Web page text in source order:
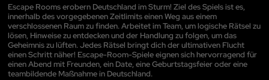
Escape Rooms erobern Deutschland im Sturm! Ziel des Spiels ist es,
innerhalb des vorgegebenen Zeitlimits einen Weg aus einem
verschlossenen Raum zu finden. Arbeitet im Team, um logische Rätsel zu
lösen, Hinweise zu entdecken und der Handlung zu folgen, um das
Geheimnis zu lüften. Jedes Rätsel bringt dich der ultimativen Flucht
einen Schritt näher! Escape-Room-Spiele eignen sich hervorragend für
einen Abend mit Freunden, ein Date, eine Geburtstagsfeier oder eine
teambildende Maßnahme in Deutschland.